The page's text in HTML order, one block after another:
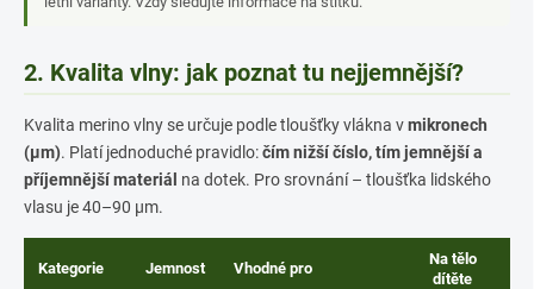
2. Kvalita vlny: jak poznat tu nejjemnější?
Kvalita merino vlny se určuje podle tloušťky vlákna vmikronech
(µm). Platí jednoduché pravidlo:čím nižší číslo, tím jemnější a
příjemnější materiál na dotek. Pro srovnání – tloušťka lidského
vlasu je 40–90 µm.
Kategorie Jemnost Vhodné pro
Na tělo
dítěte